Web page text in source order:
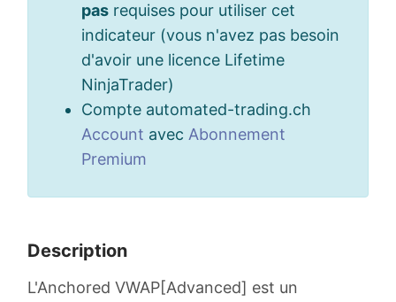
pas requises pour utiliser cet
indicateur (vous n'avez pas besoin
d'avoir une licence Lifetime
NinjaTrader)
Compte automated-trading.ch
Account avec Abonnement
Premium
Description
L'Anchored VWAP[Advanced] est un